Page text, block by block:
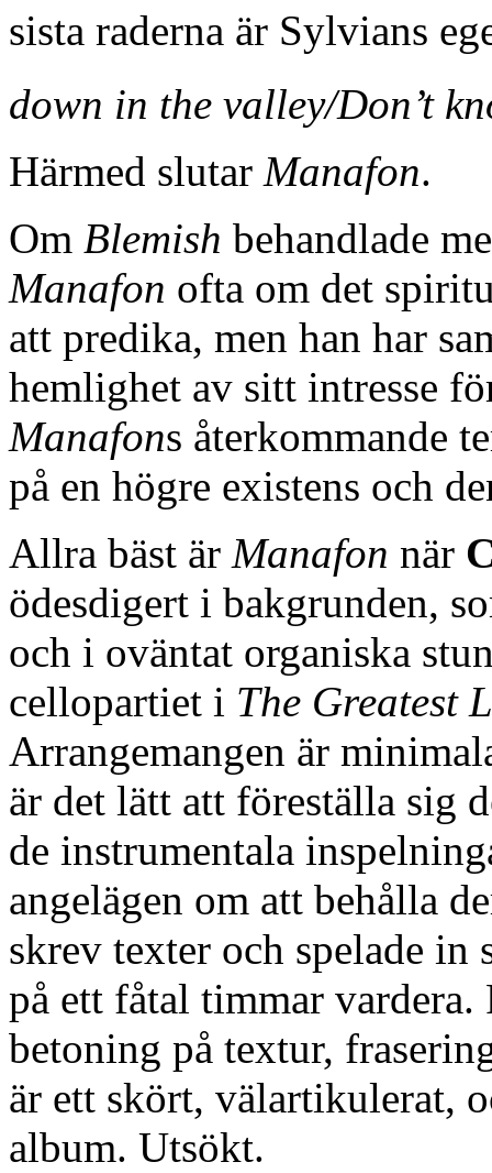
sista raderna är Sylvians
down in the valley/Don’t
Härmed slutar Manafon.
Om Blemish behandlade
Manafon ofta om det
att predika, men han har
hemlighet av sitt intresse
Manafons återkommande
på en högre existens och
Allra bäst är Manafon när
ödesdigert i bakgrunden,
och i oväntat organiska
cellopartiet i The Greatest
Arrangemangen är
är det lätt att föreställa sig
de instrumentala
angelägen om att behålla
skrev texter och spelade in
på ett fåtal timmar vardera.
betoning på textur,
är ett skört, välartikulerat,
album. Utsökt.